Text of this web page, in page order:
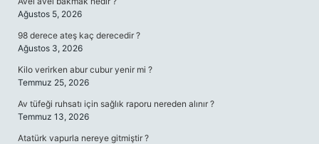
Ağustos 5, 2026
98 derece ateş kaç derecedir ?
Ağustos 3, 2026
Kilo verirken abur cubur yenir mi ?
Temmuz 25, 2026
Av tüfeği ruhsatı için sağlık raporu nereden alınır ?
Temmuz 13, 2026
Atatürk vapurla nereye gitmiştir ?